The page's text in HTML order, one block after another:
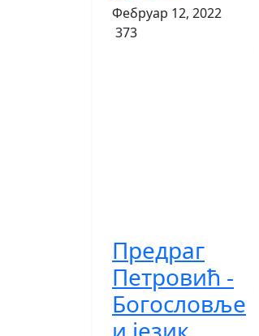
Фебруар 12, 2022
373
Предраг
Петровић -
Богословље